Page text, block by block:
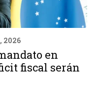
2026
en
fiscal serán